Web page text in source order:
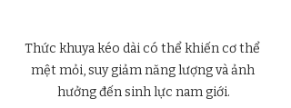
Thức khuya kéo dài có thể khiến cơ thể
mệt mỏi, suy giảm năng lượng và ảnh
hưởng đến sinh lực nam giới.